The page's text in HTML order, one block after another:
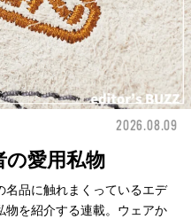
2026.08.09
愛用私物
名品に触れまくっているエデ
物を紹介する連載。ウェアか